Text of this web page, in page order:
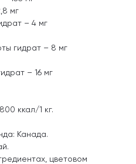
мг
– 4 мг
гидрат – 8 мг
– 16 мг
ккал/1 кг.
Канада.
цветовом